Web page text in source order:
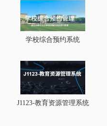
学校综合预约系统
J1123-教育资源管理系统